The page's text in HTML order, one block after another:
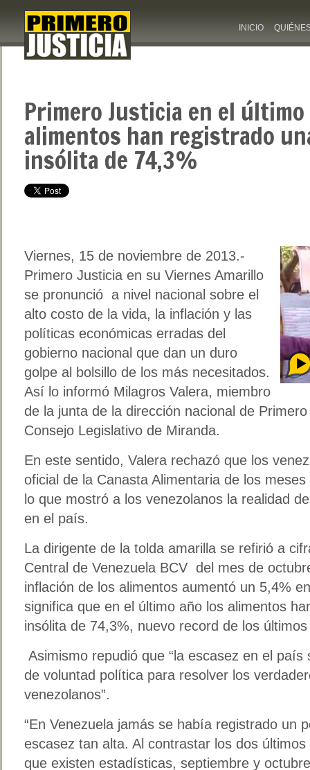
INICIO
Primero Justicia en el
alimentos han registrado
insólita de 74,3%
Viernes, 15 de noviembre de 2013.-
Primero Justicia en su Viernes Amarillo
se pronunció a nivel nacional sobre el
alto costo de la vida, la inflación y las
políticas económicas erradas del
gobierno nacional que dan un duro
golpe al bolsillo de los más necesitados.
Así lo informó Milagros Valera, miembro
de la junta de la dirección nacional de
Consejo Legislativo de Miranda.
En este sentido, Valera rechazó que los
oficial de la Canasta Alimentaria de los
lo que mostró a los venezolanos la realidad
en el país.
La dirigente de la tolda amarilla se refirió a
Central de Venezuela BCV del mes de
inflación de los alimentos aumentó un 5,4%
significa que en el último año los alimentos
insólita de 74,3%, nuevo record de los últimos
Asimismo repudió que “la escasez en el
de voluntad política para resolver los
venezolanos”.
“En Venezuela jamás se había registrado un
escasez tan alta. Al contrastar los dos
que existen estadísticas, septiembre y